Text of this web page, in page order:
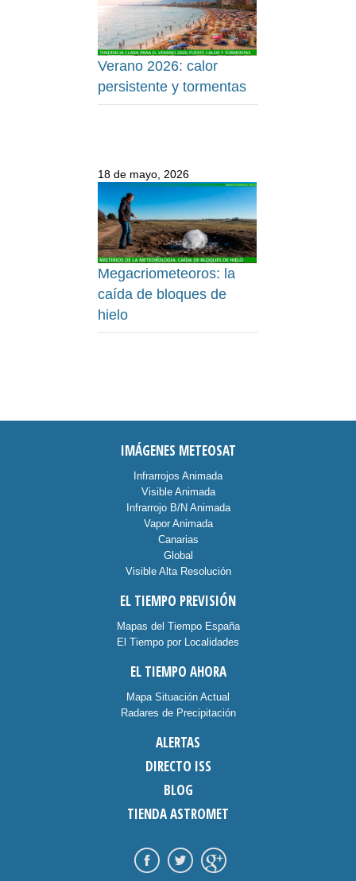
Verano 2026: calor
persistente y tormentas
18 de mayo, 2026
Megacriometeoros: la
caída de bloques de
hielo
IMÁGENES METEOSAT
Infrarrojos Animada
Visible Animada
Infrarrojo B/N Animada
Vapor Animada
Canarias
Global
Visible Alta Resolución
EL TIEMPO PREVISIÓN
Mapas del Tiempo España
El Tiempo por Localidades
EL TIEMPO AHORA
Mapa Situación Actual
Radares de Precipitación
ALERTAS
DIRECTO ISS
BLOG
TIENDA ASTROMET